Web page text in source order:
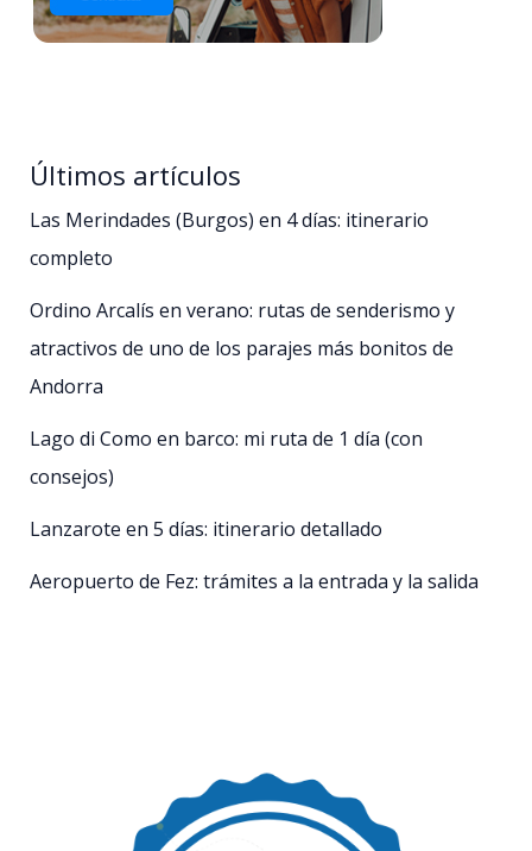
Últimos artículos
Las Merindades (Burgos) en 4 días: itinerario
completo
Ordino Arcalís en verano: rutas de senderismo y
atractivos de uno de los parajes más bonitos de
Andorra
Lago di Como en barco: mi ruta de 1 día (con
consejos)
Lanzarote en 5 días: itinerario detallado
Aeropuerto de Fez: trámites a la entrada y la salida